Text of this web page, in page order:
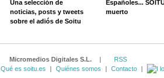
Una selección de
noticias, posts y tweets
sobre el adiós de Soitu
Españoles...
muerto
Micromedios Digitales S.L. |
RSS
Qué es soitu.es
| Quiénes somos | Contacto |